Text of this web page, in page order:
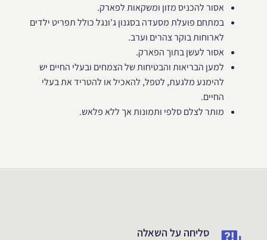
אסור להכניס מזון ומשקאות לפארק.
במתחם פועלת מסעדה בסגנון ג'ונגל כולל תפריט ילדים
לארוחות בוקר צהרים וערב.
אסור לעשן בתוך הפארק.
למען הבריאות והבטיחות של הצמחים ובעלי החיים יש
להימנע מלגעת, לטפל, להאכיל או להטריד את בעלי
החיים.
מותר לצלם סלפי ותמונות אך ללא פלאש.
סליחה על השאלה